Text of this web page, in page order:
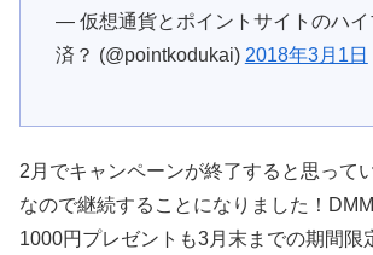
— 仮想通貨とポイントサイトのハイ
済？ (@pointkodukai) 2018年3月1日
2月でキャンペーンが終了すると思って
なので継続することになりました！
1000円プレゼントも3月末までの期間限